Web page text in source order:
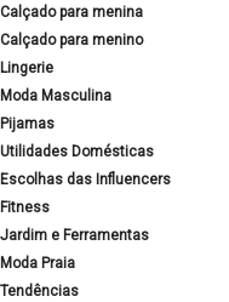
Calçado para menina
Calçado para menino
Lingerie
Moda Masculina
Pijamas
Utilidades Domésticas
Escolhas das Influencers
Fitness
Jardim e Ferramentas
Moda Praia
Tendências